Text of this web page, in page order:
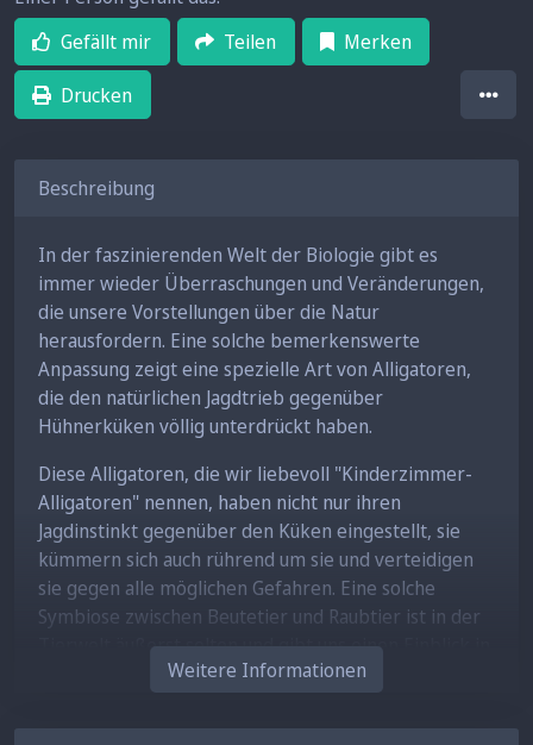
Gefällt mir
Teilen Merken
Drucken
Beschreibung
In der faszinierenden Welt der Biologie gibt es
immer wieder Überraschungen und Veränderungen,
die unsere Vorstellungen über die Natur
herausfordern. Eine solche bemerkenswerte
Anpassung zeigt eine spezielle Art von Alligatoren,
die den natürlichen Jagdtrieb gegenüber
Hühnerküken völlig unterdrückt haben.
Diese Alligatoren, die wir liebevoll "Kinderzimmer-
Alligatoren" nennen, haben nicht nur ihren
Jagdinstinkt gegenüber den Küken eingestellt, sie
kümmern sich auch rührend um sie und verteidigen
sie gegen alle möglichen Gefahren. Eine solche
Symbiose zwischen Beutetier und Raubtier ist in der
Tierwelt äußerst selten und gibt uns einen Einblick in
die erstaunliche Fähigkeit der Natur zur Anpassung
Weitere Informationen